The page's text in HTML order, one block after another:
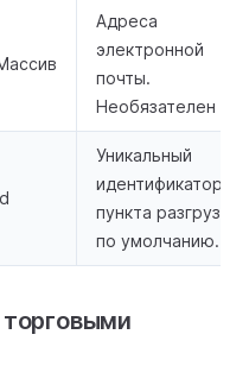
Адреса
электронной
почты.
Необязателен
Уникальный
идентификатор
пункта разгрузки
по умолчанию.
торговыми